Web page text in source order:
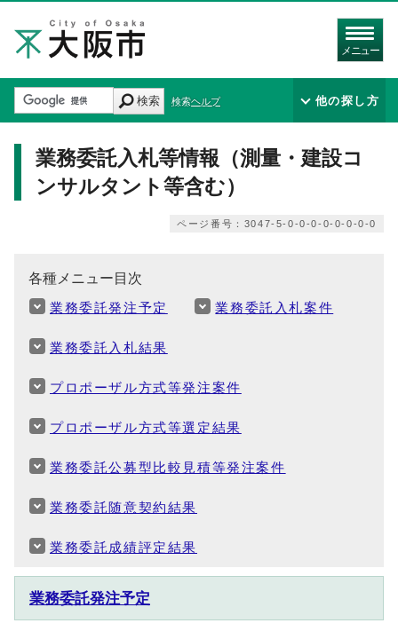
メニュー
検索 検索ヘルプ 他の探し方
業務委託入札等情報（測量・建設コ
ンサルタント等含む）
ページ番号：3047-5-0-0-0-0-0-0-0-0
各種メニュー目次
業務委託発注予定 業務委託入札案件
業務委託入札結果
プロポーザル方式等発注案件
プロポーザル方式等選定結果
業務委託公募型比較見積等発注案件
業務委託随意契約結果
業務委託成績評定結果
業務委託発注予定